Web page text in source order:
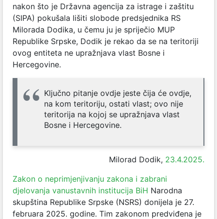
nakon što je Državna agencija za istrage i zaštitu
(SIPA) pokušala lišiti slobode predsjednika RS
Milorada Dodika, u čemu ju je spriječio MUP
Republike Srpske, Dodik je rekao da se na teritoriji
ovog entiteta ne upražnjava vlast Bosne i
Hercegovine.
Ključno pitanje ovdje jeste čija će ovdje,
na kom teritoriju, ostati vlast; ovo nije
teritorija na kojoj se upražnjava vlast
Bosne i Hercegovine.
Milorad Dodik, 23.4.2025.
Zakon o neprimjenjivanju zakona i zabrani
djelovanja vanustavnih institucija BiH Narodna
skupština Republike Srpske (NSRS) donijela je 27.
februara 2025. godine. Tim zakonom predviđena je